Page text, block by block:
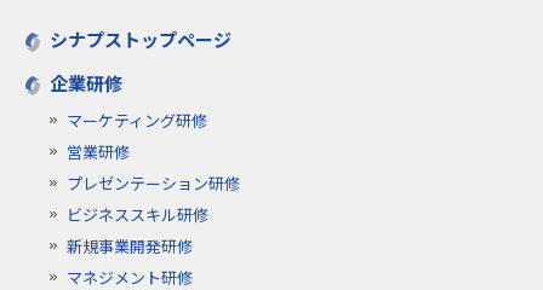
シナプストップページ
企業研修
マーケティング研修
営業研修
プレゼンテーション研修
ビジネススキル研修
新規事業開発研修
マネジメント研修